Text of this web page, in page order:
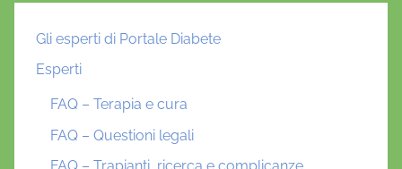
Gli esperti di Portale Diabete
Esperti
FAQ – Terapia e cura
FAQ – Questioni legali